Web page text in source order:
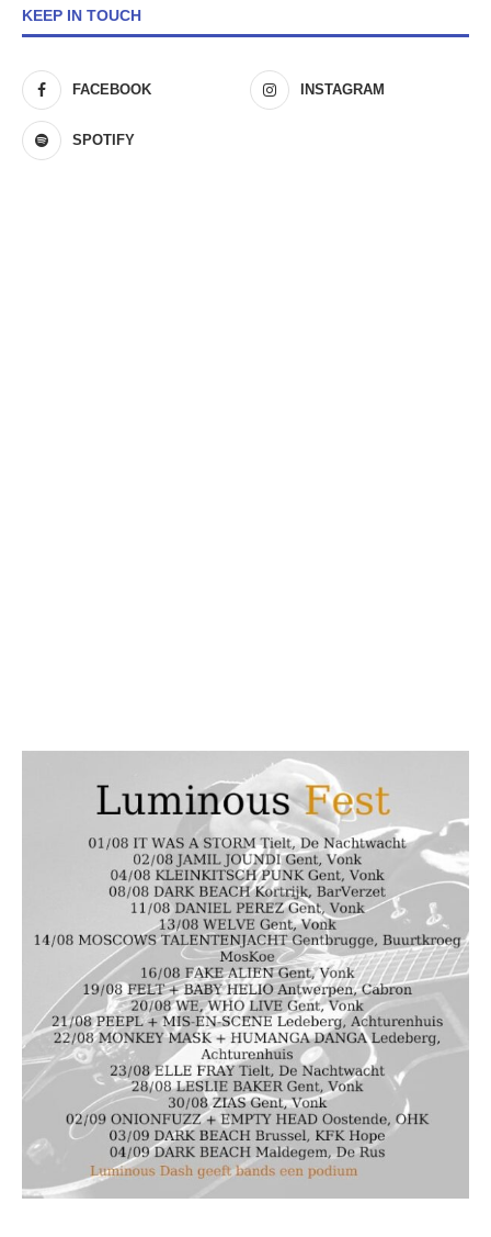
KEEP IN TOUCH
FACEBOOK INSTAGRAM
SPOTIFY